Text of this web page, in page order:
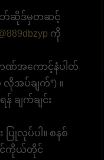
ဝဘ်ဆိုဒ်မှတဆင့်
ကို
ဏ်အကောင့်နံပါတ်
အပ်ချက်*) ။
န် ချက်ချင်း
ပြုလုပ်ပါ။ စနစ်
င်ကိုယ်တိုင်